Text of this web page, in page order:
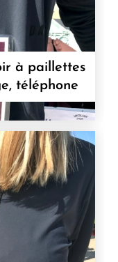
à paillettes
téléphone